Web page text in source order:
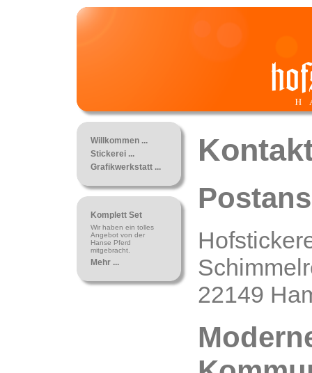
Willkommen ...
Stickerei ...
Grafikwerkstatt ...
Komplett Set
Wir haben ein tolles
Angebot von der
Hanse Pferd
mitgebracht.
Mehr ...
22149